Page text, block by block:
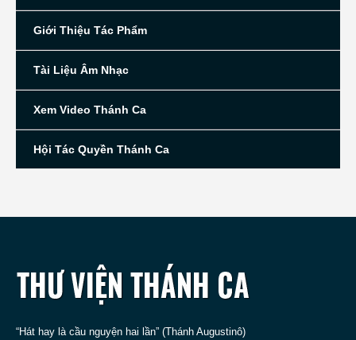
Giới Thiệu Tác Phẩm
Tài Liệu Âm Nhạc
Xem Video Thánh Ca
Hội Tác Quyền Thánh Ca
“Hát hay là cầu nguyện hai lần” (Thánh Augustinô)